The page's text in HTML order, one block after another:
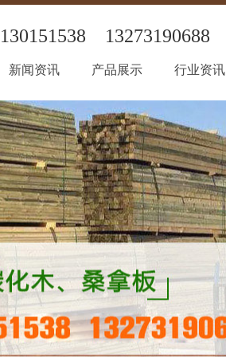
13273190688
新闻资讯 产品展示 行业资讯